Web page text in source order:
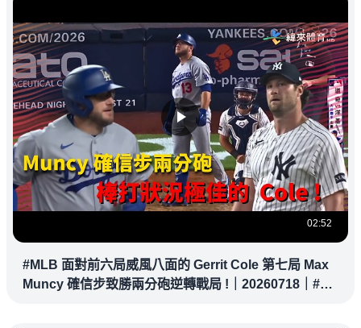
02:52
#MLB 面對前六局威風八面的 Gerrit Cole 第七局 Max
Muncy 確信步致勝兩分砲逆轉戰局 !｜20260718｜#洛